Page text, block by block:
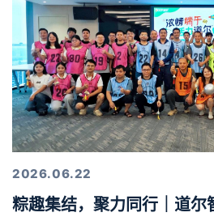
2026.06.22
粽趣集结，聚力同行｜道